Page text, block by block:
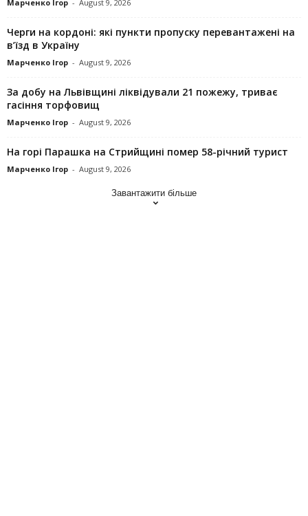
Марченко Ігор - August 9, 2026
Черги на кордоні: які пункти пропуску перевантажені на
в’їзд в Україну
Марченко Ігор - August 9, 2026
За добу на Львівщині ліквідували 21 пожежу, триває
гасіння торфовищ
Марченко Ігор - August 9, 2026
На горі Парашка на Стрийщині помер 58-річний турист
Марченко Ігор - August 9, 2026
Завантажити більше